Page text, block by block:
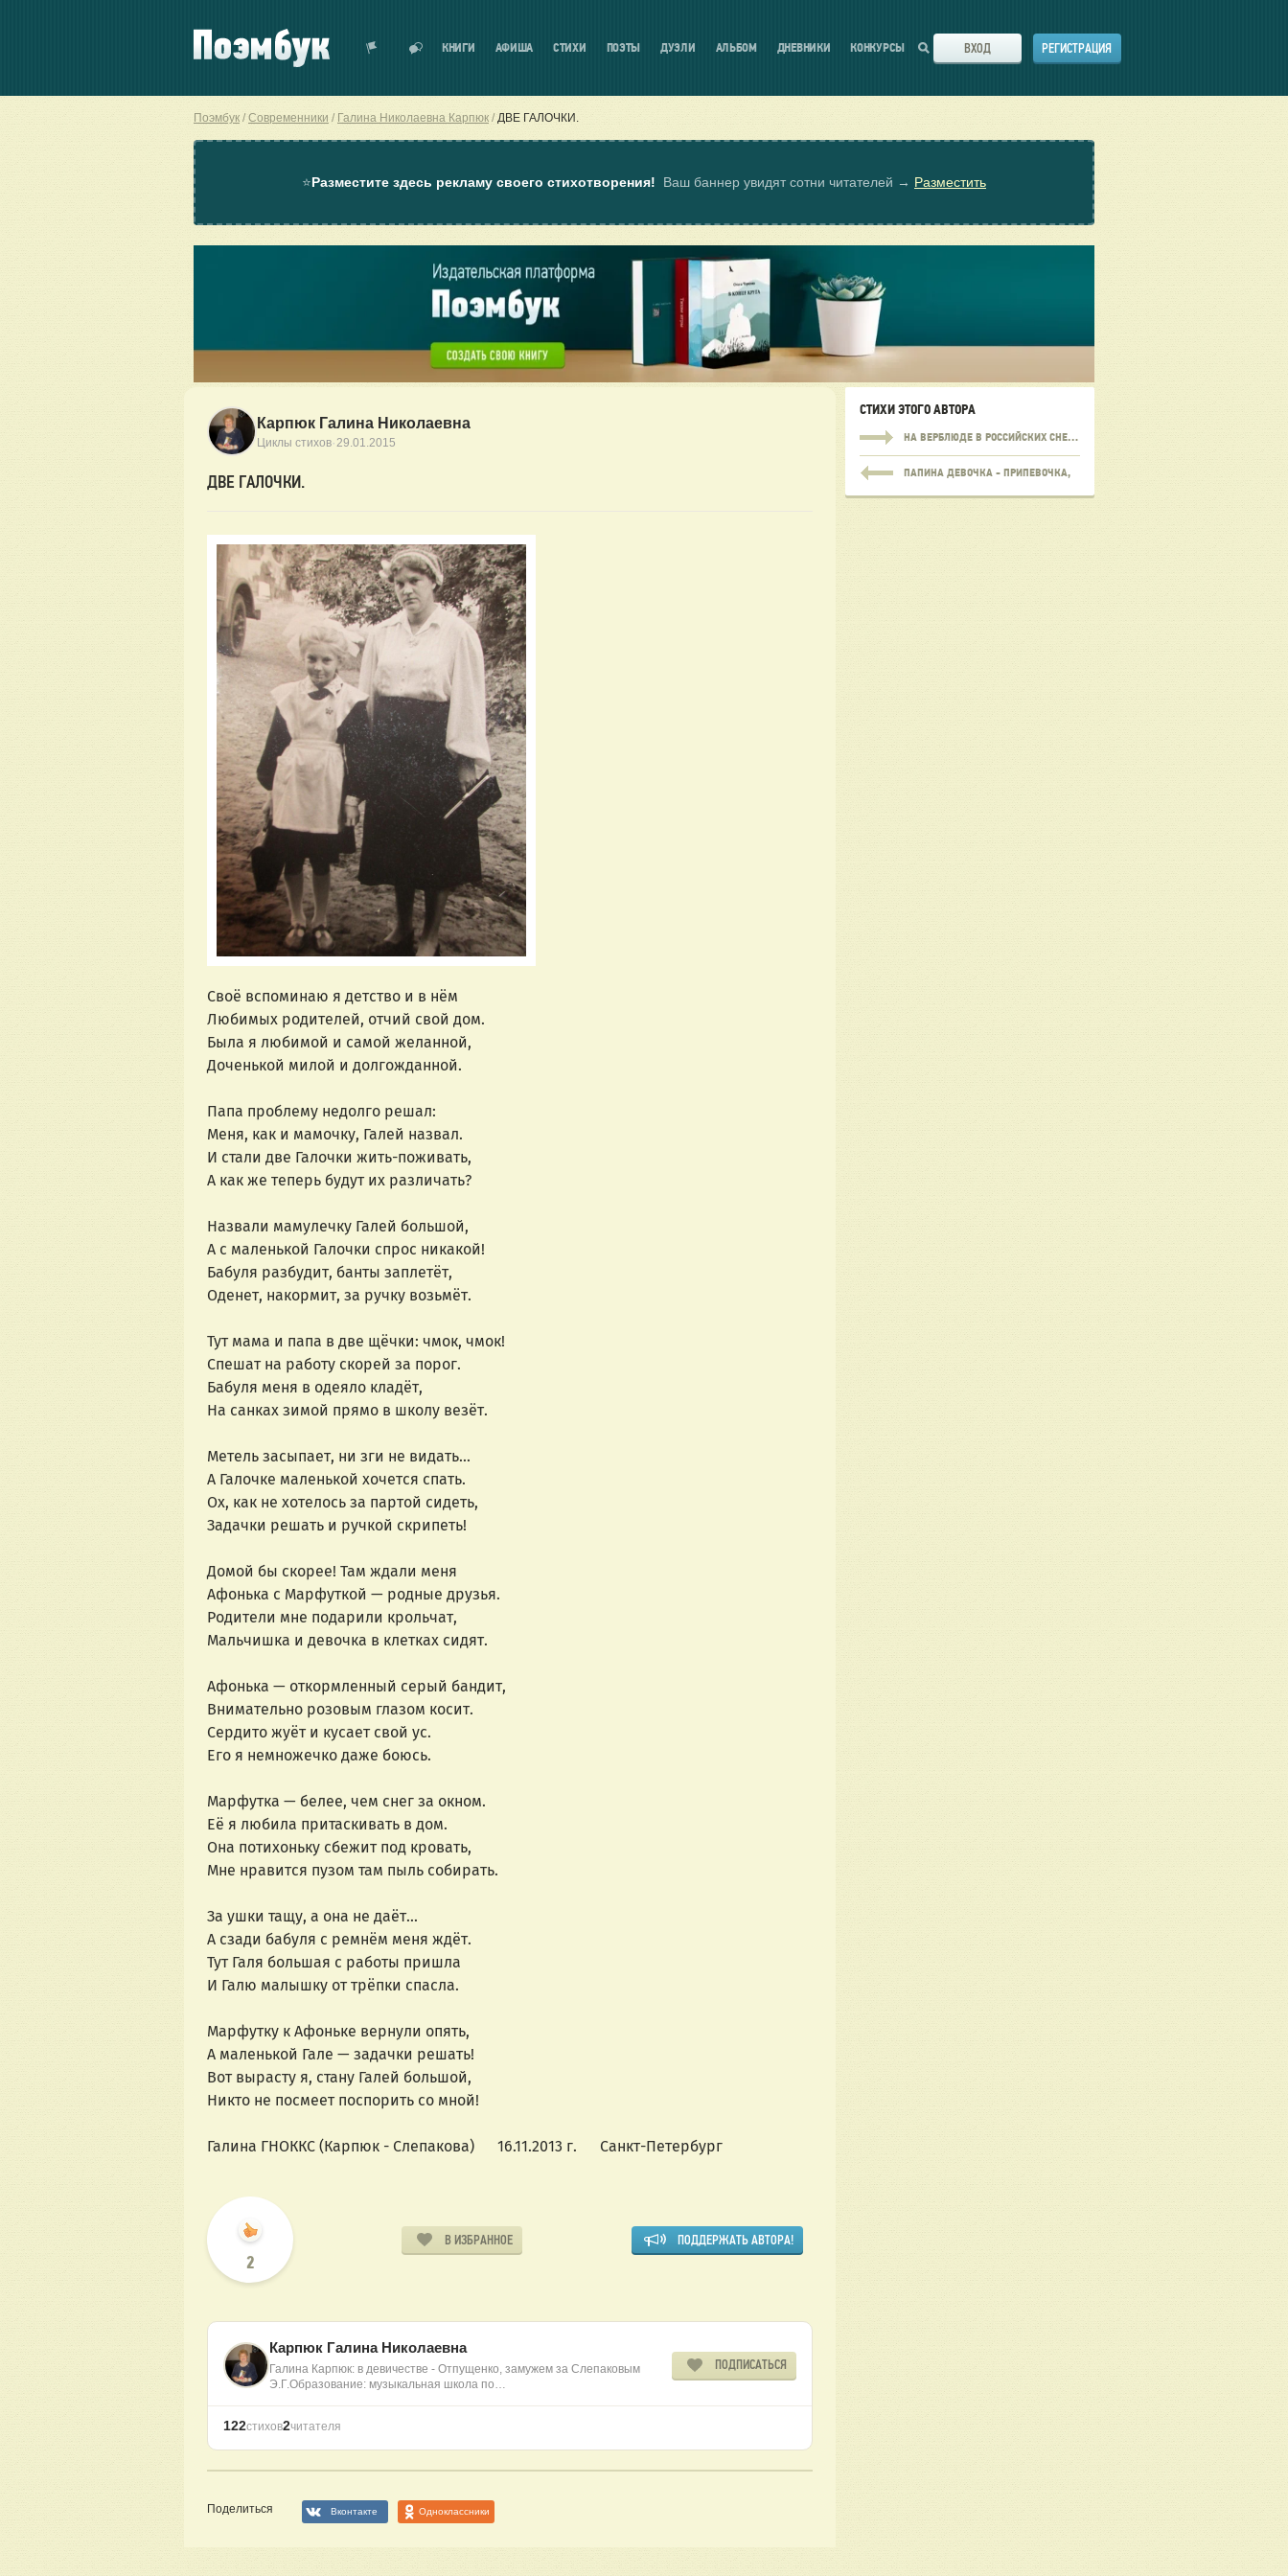
КНИГИ АФИША СТИХИ ПОЭТЫ ДУЭЛИ АЛЬБОМ ДНЕВНИКИ КОНКУРСЫ ВХОД РЕГИСТРАЦИЯ
Поэмбук Современники Галина Николаевна Карпюк ДВЕ ГАЛОЧКИ.
⭐Разместите здесь рекламу своего стихотворения! Ваш баннер увидят сотни читателей → Разместить
Карпюк Галина Николаевна
Циклы стихов·29.01.2015
ДВЕ ГАЛОЧКИ.
Своё вспоминаю я детство и в нём
Любимых родителей, отчий свой дом.
Была я любимой и самой желанной,
Доченькой милой и долгожданной.
Папа проблему недолго решал:
Меня, как и мамочку, Галей назвал.
И стали две Галочки жить-поживать,
А как же теперь будут их различать?
Назвали мамулечку Галей большой,
А с маленькой Галочки спрос никакой!
Бабуля разбудит, банты заплетёт,
Оденет, накормит, за ручку возьмёт.
Тут мама и папа в две щёчки: чмок, чмок!
Спешат на работу скорей за порог.
Бабуля меня в одеяло кладёт,
На санках зимой прямо в школу везёт.
Метель засыпает, ни зги не видать...
А Галочке маленькой хочется спать.
Ох, как не хотелось за партой сидеть,
Задачки решать и ручкой скрипеть!
Домой бы скорее! Там ждали меня
Афонька с Марфуткой — родные друзья.
Родители мне подарили крольчат,
Мальчишка и девочка в клетках сидят.
Афонька — откормленный серый бандит,
Внимательно розовым глазом косит.
Сердито жуёт и кусает свой ус.
Его я немножечко даже боюсь.
Марфутка — белее, чем снег за окном.
Её я любила притаскивать в дом.
Она потихоньку сбежит под кровать,
Мне нравится пузом там пыль собирать.
За ушки тащу, а она не даёт...
А сзади бабуля с ремнём меня ждёт.
Тут Галя большая с работы пришла
И Галю малышку от трёпки спасла.
Марфутку к Афоньке вернули опять,
А маленькой Гале — задачки решать!
Вот вырасту я, стану Галей большой,
Никто не посмеет поспорить со мной!
Галина ГНОККС (Карпюк - Слепакова) 16.11.2013 г. Санкт-Петербург
2
В ИЗБРАННОЕ ПОДДЕРЖАТЬ АВТОРА!
Карпюк Галина Николаевна
Галина Карпюк: в девичестве - Отпущенко, замужем за Слепаковым
Э.Г.Образование: музыкальная школа по…
ПОДПИСАТЬСЯ
122стихов2читателя
Поделиться Вконтакте Одноклассники
СТИХИ ЭТОГО АВТОРА
НА ВЕРБЛЮДЕ В РОССИЙСКИХ СНЕГАХ.
ПАПИНА ДЕВОЧКА - ПРИПЕВОЧКА,